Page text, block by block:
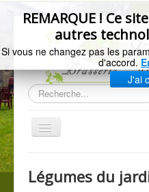
Rechercher
Basculer
Gazette de l'Arsenal
REMARQUE ! Ce
autres
Si vous ne changez pas les
d'accord.
J'ai
Légumes du
précédenteprécédent